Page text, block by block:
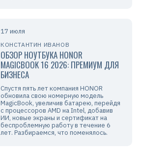
17 июля
КОНСТАНТИН ИВАНОВ
ОБЗОР НОУТБУКА HONOR
MAGICBOOK 16 2026: ПРЕМИУМ ДЛЯ
БИЗНЕСА
Спустя пять лет компания HONOR
обновила свою номерную модель
MagicBook, увеличив батарею, перейдя
с процессоров AMD на Intel, добавив
ИИ, новые экраны и сертификат на
беспроблемную работу в течение 6
лет. Разбираемся, что поменялось.